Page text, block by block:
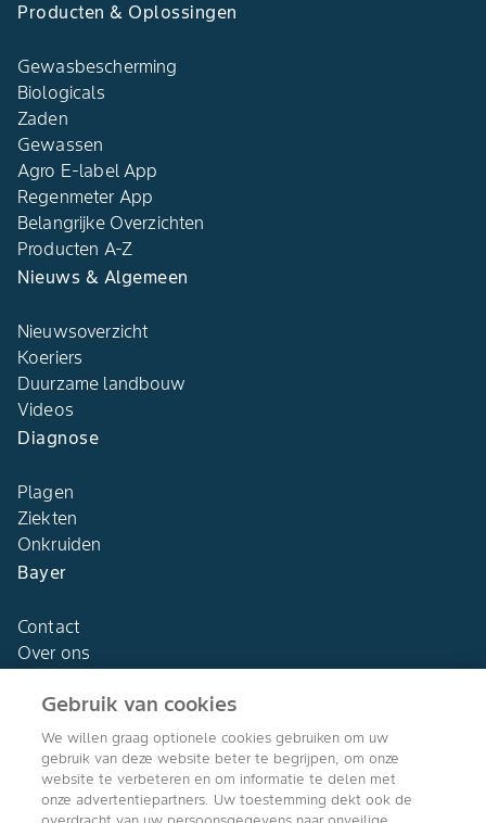
Producten & Oplossingen
Gewasbescherming
Biologicals
Zaden
Gewassen
Agro E-label App
Regenmeter App
Belangrijke Overzichten
Producten A-Z
Nieuws & Algemeen
Nieuwsoverzicht
Koeriers
Duurzame landbouw
Videos
Diagnose
Plagen
Ziekten
Onkruiden
Bayer
Contact
Over ons
Agro Bayer
Nederland
Gebruik van cookies
We willen graag optionele cookies gebruiken om uw
gebruik van deze website beter te begrijpen, om onze
website te verbeteren en om informatie te delen met
onze advertentiepartners. Uw toestemming dekt ook de